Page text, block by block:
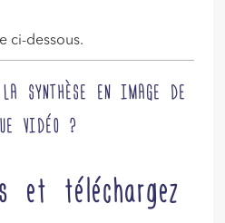
ci-dessous.
LA SYNTHÈSE EN IMAGE DE
VIDÉO ?
et téléchargez